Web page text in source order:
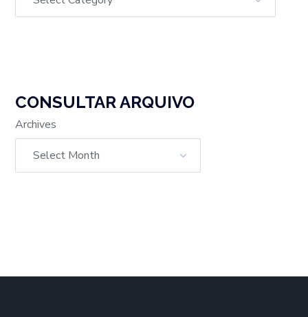
CONSULTAR ARQUIVO
Archives